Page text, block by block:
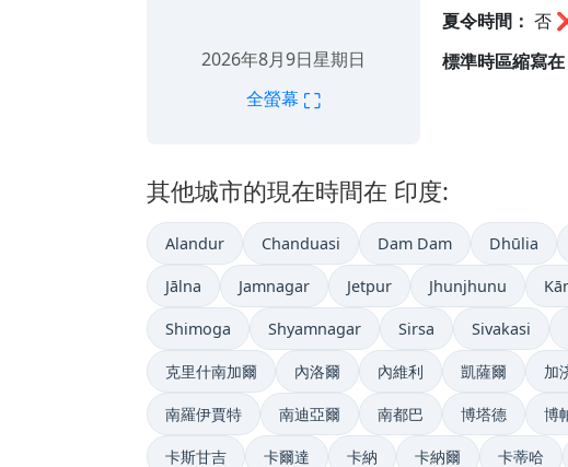
2026年8月9日星期日
全螢幕 ⛶
夏令時間： 否
標準時區縮寫
其他城市的現在時間在 印度:
Alandur Chanduasi Dam Dam Dhūlia
Jālna Jamnagar Jetpur Jhunjhunu
Shimoga Shyamnagar Sirsa Sivakasi
克里什南加爾 內洛爾 內維利 凱薩爾 加
南羅伊賈特 南迪亞爾 南都巴 博塔德 博
卡斯甘吉 卡爾達 卡納 卡納爾 卡蒂哈